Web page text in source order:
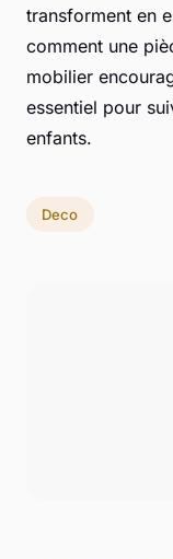
transforment en
comment une
mobilier
essentiel pour
enfants.
Deco